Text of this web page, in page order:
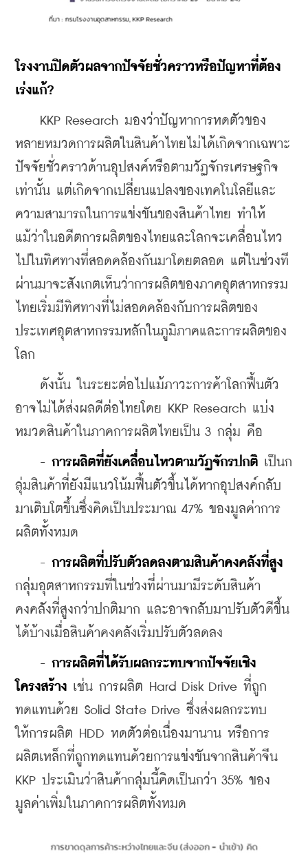
โรงงานปิดตัวผลจากปัจจัยชั่วคราวหรือปัญหาที่ต้อง
เร่งแก้?
KKP Research มองว่าปัญหาการหดตัวของ
หลายหมวดการผลิตในสินค้าไทยไม่ได้เกิดจากเฉพาะ
ปัจจัยชั่วคราวด้านอุปสงค์หรือตามวัฏจักรเศรษฐกิจ
เท่านั้น แต่เกิดจากเปลี่ยนแปลงของเทคโนโลยีและ
ความสามารถในการแข่งขันของสินค้าไทย ทำให้
แม้ว่าในอดีตการผลิตของไทยและโลกจะเคลื่อนไหว
ไปในทิศทางที่สอดคล้องกันมาโดยตลอด แต่ในช่วงที
ผ่านมาจะสังเกตเห็นว่าการผลิตของภาคอุตสาหกรรม
ไทยเริ่มมีทิศทางที่ไม่สอดคล้องกับการผลิตของ
ประเทศอุตสาหกรรมหลักในภูมิภาคและการผลิตของ
โลก
ดังนั้น ในระยะต่อไปแม้ภาวะการค้าโลกฟื้นตัว
อาจไม่ได้ส่งผลดีต่อไทยโดย KKP Research แบ่ง
หมวดสินค้าในภาคการผลิตไทยเป็น 3 กลุ่ม คือ
- การผลิตที่ยังเคลื่อนไหวตามวัฏจักรปกติ เป็นก
ลุ่มสินค้าที่ยังมีแนวโน้มฟื้นตัวขึ้นได้หากอุปสงค์กลับ
มาเติบโตขึ้นซึ่งคิดเป็นประมาณ 47% ของมูลค่าการ
ผลิตทั้งหมด
-
กลุ่มอุตสาหกรรมที่ในช่วงที่ผ่านมามีระดับสินค้า
คงคลังที่สูงกว่าปกติมาก และอาจกลับมาปรับตัวดีขึ้น
ได้บ้างเมื่อสินค้าคงคลังเริ่มปรับตัวลดลง
- การผลิตที่ได้รับผลกระทบจากปัจจัยเชิง
โครงสร้าง เช่น การผลิต Hard Disk Drive ที่ถูก
ทดแทนด้วย Solid State Drive ซึ่งส่งผลกระทบ
ให้การผลิต HDD หดตัวต่อเนื่องมานาน หรือการ
ผลิตเหล็กที่ถูกทดแทนด้วยการแข่งขันจากสินค้าจีน
KKP ประเมินว่าสินค้ากลุ่มนี้คิดเป็นกว่า 35% ของ
มูลค่าเพิ่มในภาคการผลิตทั้งหมด